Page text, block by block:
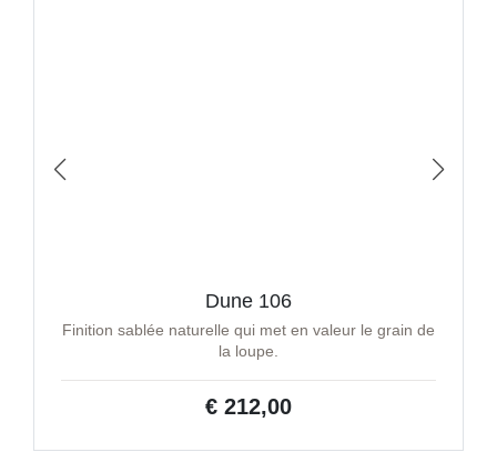
Dune 106
Finition sablée naturelle qui met en valeur le grain de
la loupe.
€ 212,00